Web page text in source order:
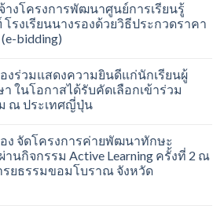
างโครงการพัฒนาศูนย์การเรียนรู้
งเรียนนางรองด้วยวิธีประกวดราคา
bidding)
องร่วมแสดงความยินดีแก่นักเรียนผู้
ในโอกาสได้รับคัดเลือกเข้าร่วม
ณ ประเทศญี่ปุ่น
อง จัดโครงการค่ายพัฒนาทักษะ
นกิจกรรม Active Learning ครั้งที่ 2 ณ
รยธรรมขอมโบราณ จังหวัด